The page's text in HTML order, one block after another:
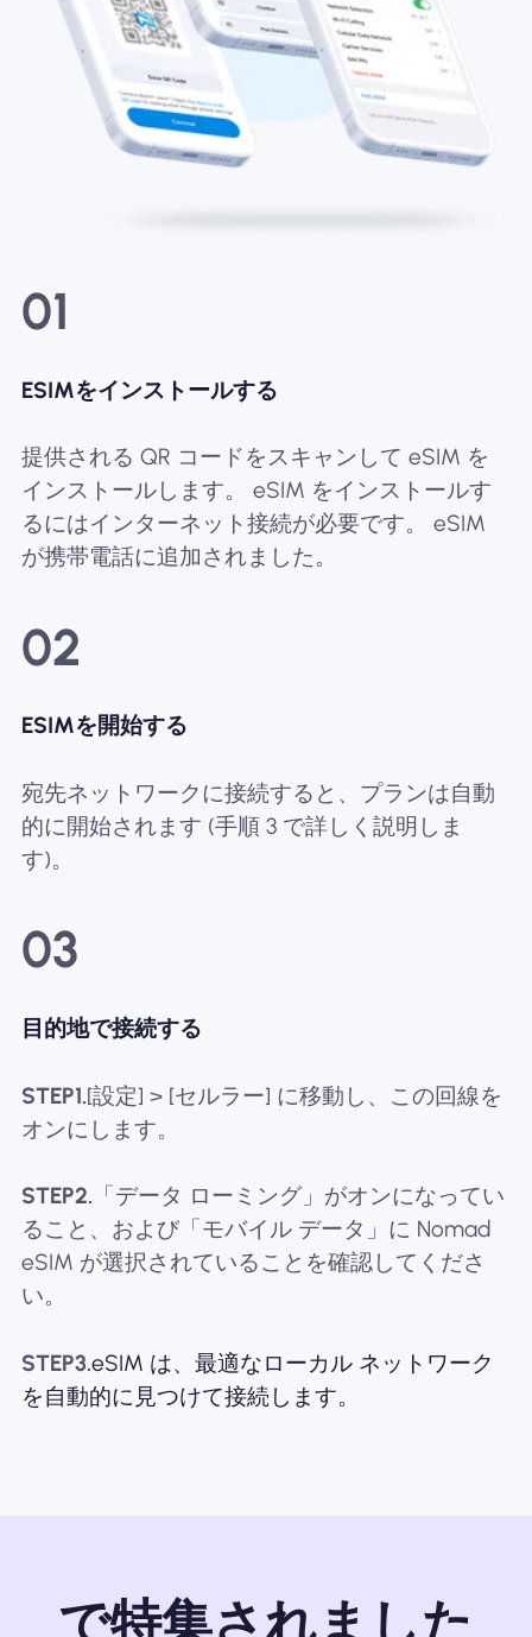
01
ESIMをインストールする
提供される QR コードをスキャンして eSIM を
インストールします。 eSIM をインストールす
るにはインターネット接続が必要です。 eSIM
が携帯電話に追加されました。
02
ESIMを開始する
宛先ネットワークに接続すると、プランは自動
的に開始されます (手順 3 で詳しく説明しま
す)。
03
目的地で接続する
STEP1.[設定] > [セルラー] に移動し、この回線を
オンにします。
STEP2. 「データ ローミング」がオンになってい
ること、および「モバイル データ」に Nomad
eSIM が選択されていることを確認してくださ
い。
STEP3.eSIM は、最適なローカル ネットワーク
を自動的に見つけて接続します。
で特集されました